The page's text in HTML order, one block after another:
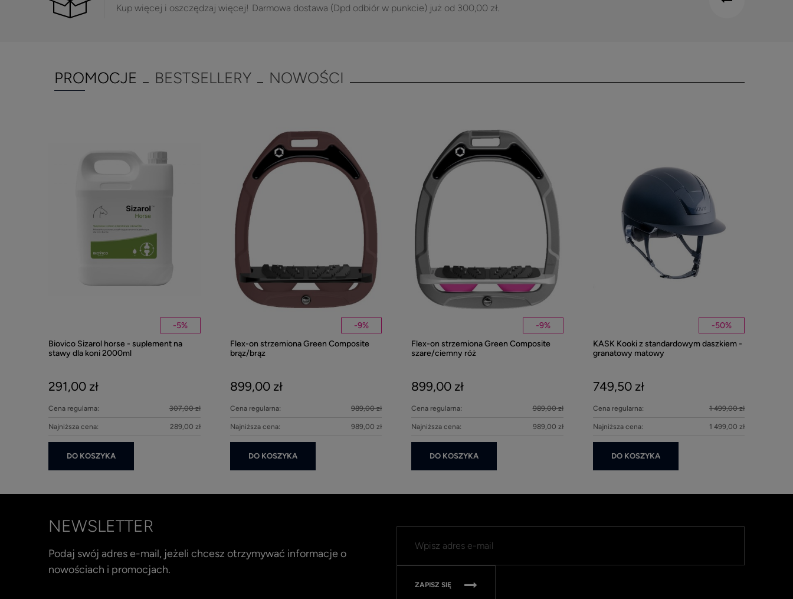
Kup więcej i oszczędzaj więcej! Darmowa dostawa (Dpd odbiór w punkcie) już od 300,00 zł.
PROMOCJE NOWOŚCI
BESTSELLERY
-5%
Biovico Sizarol horse - suplement na
stawy dla koni 2000ml
291,00 zł
Cena regularna: 307,00 zł
Najniższa cena: 289,00 zł
DO KOSZYKA
-9%
Flex-on strzemiona Green Composite
brąz/brąz
899,00 zł
Cena regularna: 989,00 zł
Najniższa cena: 989,00 zł
DO KOSZYKA
-9%
Flex-on strzemiona Green Composite
szare/ciemny róż
899,00 zł
Cena regularna: 989,00 zł
Najniższa cena: 989,00 zł
DO KOSZYKA
-50%
KASK Kooki z standardowym daszkiem -
granatowy matowy
749,50 zł
Cena regularna: 1 499,00 zł
Najniższa cena: 1 499,00 zł
DO KOSZYKA
NEWSLETTER
Podaj swój adres e-mail, jeżeli chcesz otrzymywać informacje o
nowościach i promocjach.
ZAPISZ SIĘ